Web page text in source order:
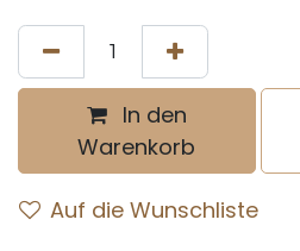
In den
Warenkorb
Auf die Wunschliste